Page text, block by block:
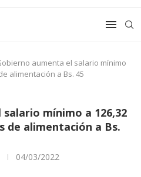
aumenta el salario mínimo
alimentación a Bs. 45
mínimo a 126,32
de alimentación a Bs.
04/03/2022